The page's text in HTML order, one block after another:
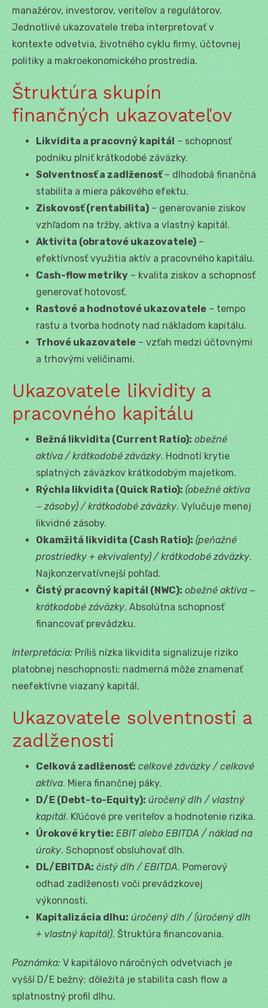
manažérov, investorov, veriteľov a regulátorov.
Jednotlivé ukazovatele treba interpretovať v
kontexte odvetvia, životného cyklu firmy, účtovnej
politiky a makroekonomického prostredia.
Štruktúra skupín
finančných ukazovateľov
Likvidita a pracovný kapitál – schopnosť
podniku plniť krátkodobé záväzky.
Solventnosť a zadlženosť– dlhodobá finančná
stabilita a miera pákového efektu.
Ziskovosť (rentabilita) – generovanie ziskov
vzhľadom na tržby, aktíva a vlastný kapitál.
Aktivita (obratové ukazovatele) –
efektívnosť využitia aktív a pracovného kapitálu.
Cash-flow metriky – kvalita ziskov a schopnosť
generovať hotovosť.
Rastové a hodnotové ukazovatele – tempo
rastu a tvorba hodnoty nad nákladom kapitálu.
Trhové ukazovatele – vzťah medzi účtovnými
a trhovými veličinami.
Ukazovatele likvidity a
pracovného kapitálu
Bežná likvidita (Current Ratio): obežné
aktíva / krátkodobé záväzky. Hodnotí krytie
splatných záväzkov krátkodobým majetkom.
Rýchla likvidita (Quick Ratio): (obežné aktíva
− zásoby) / krátkodobé záväzky. Vylučuje menej
likvidné zásoby.
Okamžitá likvidita (Cash Ratio): (peňažné
prostriedky + ekvivalenty) / krátkodobé záväzky.
Najkonzervatívnejší pohľad.
Čistý pracovný kapitál (NWC): obežné aktíva −
krátkodobé záväzky. Absolútna schopnosť
financovať prevádzku.
Interpretácia: Príliš nízka likvidita signalizuje riziko
platobnej neschopnosti; nadmerná môže znamenať
neefektívne viazaný kapitál.
Ukazovatele solventnosti a
zadlženosti
Celková zadlženosť: celkové záväzky / celkové
aktíva. Miera finančnej páky.
D/E (Debt-to-Equity): úročený dlh / vlastný
kapitál. Kľúčové pre veriteľov a hodnotenie rizika.
Úrokové krytie: EBIT alebo EBITDA / náklad na
úroky. Schopnosť obsluhovať dlh.
DL/EBITDA: čistý dlh / EBITDA. Pomerový
odhad zadlženosti voči prevádzkovej
výkonnosti.
Kapitalizácia dlhu: úročený dlh / (úročený dlh
+ vlastný kapitál). Štruktúra financovania.
Poznámka: V kapitálovo náročných odvetviach je
vyšší D/E bežný; dôležitá je stabilita cash flow a
splatnostný profil dlhu.